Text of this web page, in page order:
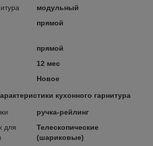
модульный
прямой
прямой
12 мес
Новое
кухонного гарнитура
ручка-рейлинг
для
Телескопические
(шариковые)